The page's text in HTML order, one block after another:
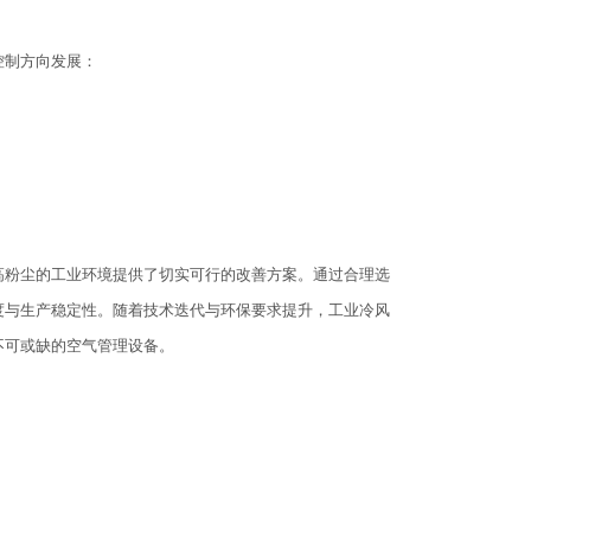
方向发展：
尘的工业环境提供了切实可行的改善方案。通过合理选
生产稳定性。随着技术迭代与环保要求提升，工业冷风
或缺的空气管理设备。